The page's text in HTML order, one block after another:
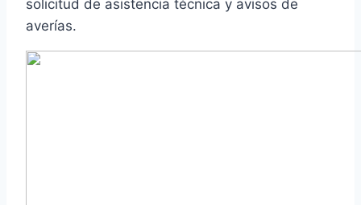
solicitud de asistencia técnica y avisos de
averías.